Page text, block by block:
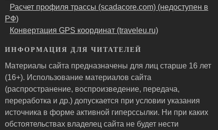
Расчет профиля трассы (scadacore.com) (недоступен в
РФ)
Конвертация GPS координат (traveleu.ru)
ИНФОРМАЦИЯ ДЛЯ ЧИТАТЕЛЕЙ
Материалы сайта предназначены для лиц старше 16 лет
(16+). Использование материалов сайта
(распространение, воспроизведение, передача,
переработка и др.) допускается при условии указания
источника в форме активной гиперссылки. Ни при каких
обстоятельствах владелец сайта не будет нести